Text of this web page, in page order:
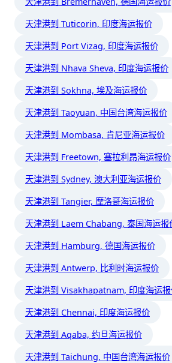
天津港到 Tuticorin, 印度海运报价
天津港到 Port Vizag, 印度海运报价
天津港到 Nhava Sheva, 印度海运报价
天津港到 Sokhna, 埃及海运报价
天津港到 Taoyuan, 中国台湾海运报价
天津港到 Mombasa, 肯尼亚海运报价
天津港到 Freetown, 塞拉利昂海运报价
天津港到 Sydney, 澳大利亚海运报价
天津港到 Tangier, 摩洛哥海运报价
天津港到 Laem Chabang, 泰国海运报
天津港到 Hamburg, 德国海运报价
天津港到 Antwerp, 比利时海运报价
天津港到 Visakhapatnam, 印度海运
天津港到 Chennai, 印度海运报价
天津港到 Aqaba, 约旦海运报价
天津港到 Taichung, 中国台湾海运报价